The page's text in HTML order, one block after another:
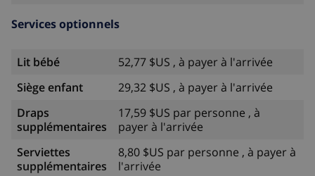
Services optionnels
Lit bébé
52,77 $US , à payer à l'arrivée
Siège enfant
29,32 $US , à payer à l'arrivée
Draps
supplémentaires
17,59 $US par personne , à
payer à l'arrivée
Serviettes
supplémentaires
8,80 $US par personne , à payer à
l'arrivée